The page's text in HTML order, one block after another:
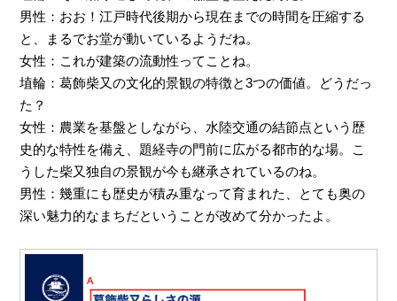
男性：おお！江戸時代後期から現在までの時間を圧縮する
と、まるでお堂が動いているようだね。
女性：これが建築の流動性ってことね。
埴輪：葛飾柴又の文化的景観の特徴と3つの価値。どうだっ
た？
女性：農業を基盤としながら、水陸交通の結節点という歴
史的な特性を備え、題経寺の門前に広がる都市的な場。こ
うした柴又独自の景観が今も継承されているのね。
男性：幾重にも歴史が積み重なって育まれた、とても奥の
深い魅力的なまちだということが改めて分かったよ。